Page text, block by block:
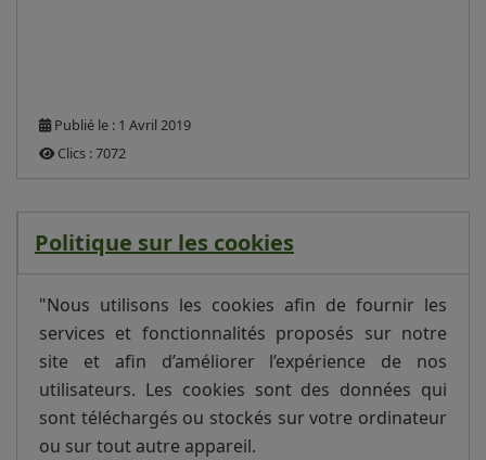
Publié le : 1 Avril 2019
Clics : 7072
Politique sur les cookies
"Nous utilisons les cookies afin de fournir les
services et fonctionnalités proposés sur notre
site et afin d’améliorer l’expérience de nos
utilisateurs. Les cookies sont des données qui
sont téléchargés ou stockés sur votre ordinateur
ou sur tout autre appareil.